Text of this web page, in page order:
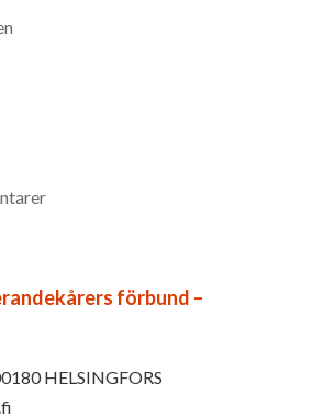
förbund –
HELSINGFORS